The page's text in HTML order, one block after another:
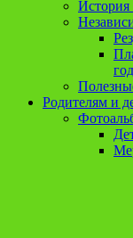
История
Родителям и